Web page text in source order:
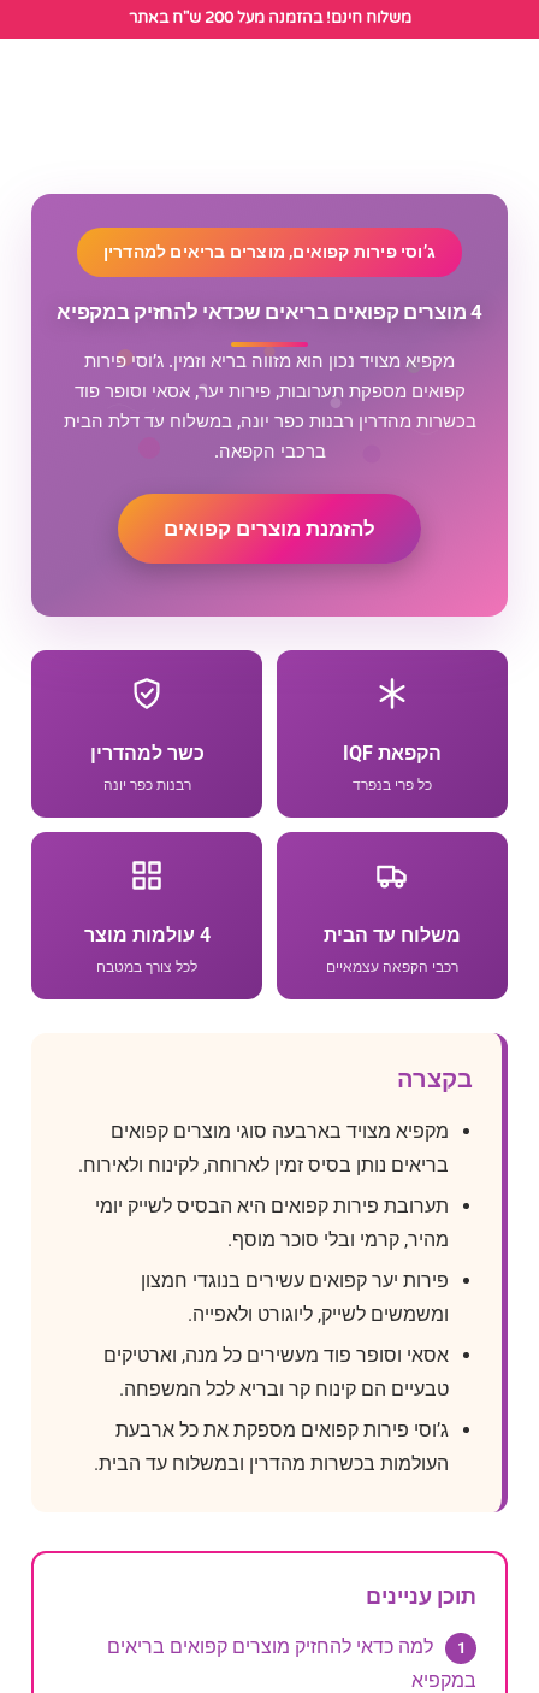
משלוח חינם! בהזמנה מעל 200 ש"ח באתר
ג’וסי פירות קפואים, מוצרים בריאים למהדרין
4 מוצרים קפואים בריאים שכדאי להחזיק במקפיא
מקפיא מצויד נכון הוא מזווה בריא וזמין. ג’וסי פירות
קפואים מספקת תערובות, פירות יער, אסאי וסופר פוד
בכשרות מהדרין רבנות כפר יונה, במשלוח עד דלת הבית
ברכבי הקפאה.
להזמנת מוצרים קפואים
הקפאת IQF
כל פרי בנפרד
כשר למהדרין
רבנות כפר יונה
משלוח עד הבית
רכבי הקפאה עצמאיים
4 עולמות מוצר
לכל צורך במטבח
בקצרה
מקפיא מצויד בארבעה סוגי מוצרים קפואים
בריאים נותן בסיס זמין לארוחה, לקינוח ולאירוח.
תערובת פירות קפואים היא הבסיס לשייק יומי
מהיר, קרמי ובלי סוכר מוסף.
פירות יער קפואים עשירים בנוגדי חמצון
ומשמשים לשייק, ליוגורט ולאפייה.
אסאי וסופר פוד מעשירים כל מנה, וארטיקים
טבעיים הם קינוח קר ובריא לכל המשפחה.
ג’וסי פירות קפואים מספקת את כל ארבעת
העולמות בכשרות מהדרין ובמשלוח עד הבית.
תוכן עניינים
למה כדאי להחזיק מוצרים קפואים בריאים
במקפיא